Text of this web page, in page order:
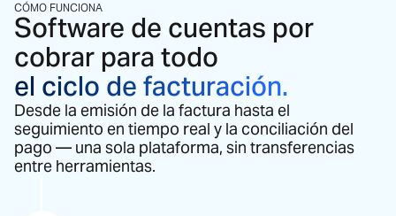
CÓMO FUNCIONA
Software de cuentas por
cobrar para todo
el ciclo de facturación.
Desde la emisión de la factura hasta el
seguimiento en tiempo real y la conciliación del
pago — una sola plataforma, sin transferencias
entre herramientas.